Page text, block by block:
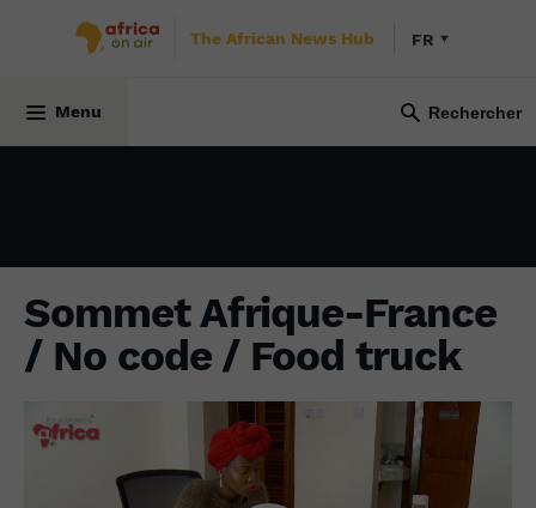
The African News Hub FR
Menu
Sommet Afrique-France
/ No code / Food truck